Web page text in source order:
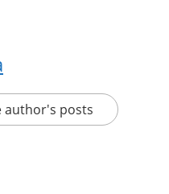
author's posts